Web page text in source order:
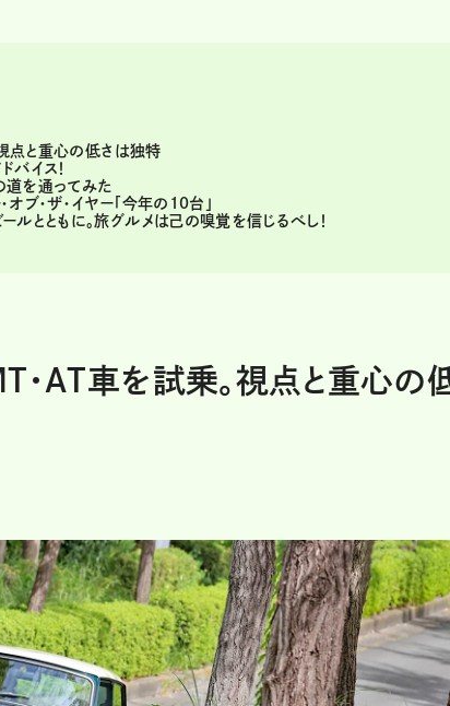
視点と重心の低さは独特
バイス！
道を通ってみた
ブ・ザ・イヤー「今年の10台」
ルとともに。旅グルメは己の嗅覚を信じるべし！
・AT車を試乗。視点と重心の